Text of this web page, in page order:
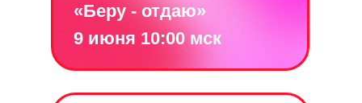
«Беру - отдаю»
9 июня 10:00 мск